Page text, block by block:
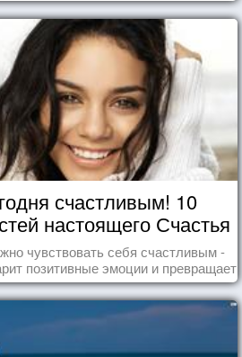
счастливым! 10
настоящего Счастья
чувствовать себя счастливым -
позитивные эмоции и превращает
в маленький праздник.